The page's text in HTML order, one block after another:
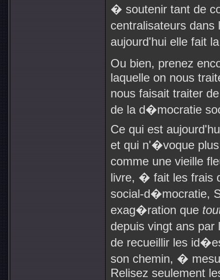
� soutenir tant de
centralisateurs
aujourd'hui elle fait
Ou bien, prenez
laquelle on nous
nous faisait traiter
de la d�mocratie
Ce qui est
et qui n'�voque
comme une vieille
livre, � fait les frais
social-d�mocratie,
exag�ration que
depuis vingt ans
de recueillir les
son chemin, �
Relisez seulement